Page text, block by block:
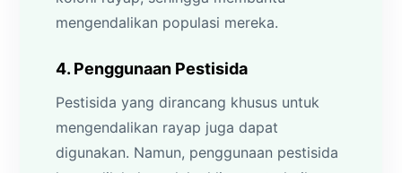
mengendalikan populasi mereka.
4. Penggunaan Pestisida
Pestisida yang dirancang khusus untuk
mengendalikan rayap juga dapat
digunakan. Namun, penggunaan pestisida